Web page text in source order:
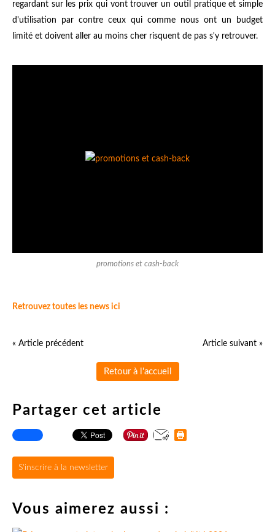
regardant sur les prix qui vont trouver un outil pratique et simple
d'utilisation par contre ceux qui comme nous ont un budget
limité et doivent aller au moins cher risquent de pas s'y retrouver.
promotions et cash-back
Retrouvez toutes les news ici
« Article précédent Article suivant »
Retour à l'accueil
Partager cet article
S'inscrire à la newsletter
Vous aimerez aussi :